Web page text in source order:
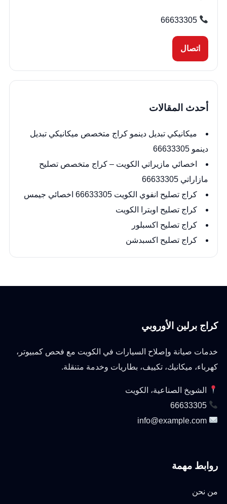
66633305
اتصال
أحدث المقالات
ميكانيكي تبديل دينمو كراج متخصص ميكانيكي تبديل
دينمو 66633305
اخصائي مازيراتي الكويت – كراج متخصص تصليح
مازاراتي 66633305
كراج تصليح انفوي الكويت 66633305 اخصائي جيمس
كراج تصليح اوبترا الكويت
كراج تصليح اكسبلور
كراج تصليح اكسبدشن
كراج برلين الأوروبي
خدمات صيانة وإصلاح السيارات في الكويت مع فحص كمبيوتر،
كهرباء، ميكانيك، تكييف، بطاريات وخدمة متنقلة.
الشويخ الصناعية، الكويت
66633305
info@example.com
روابط مهمة
من نحن